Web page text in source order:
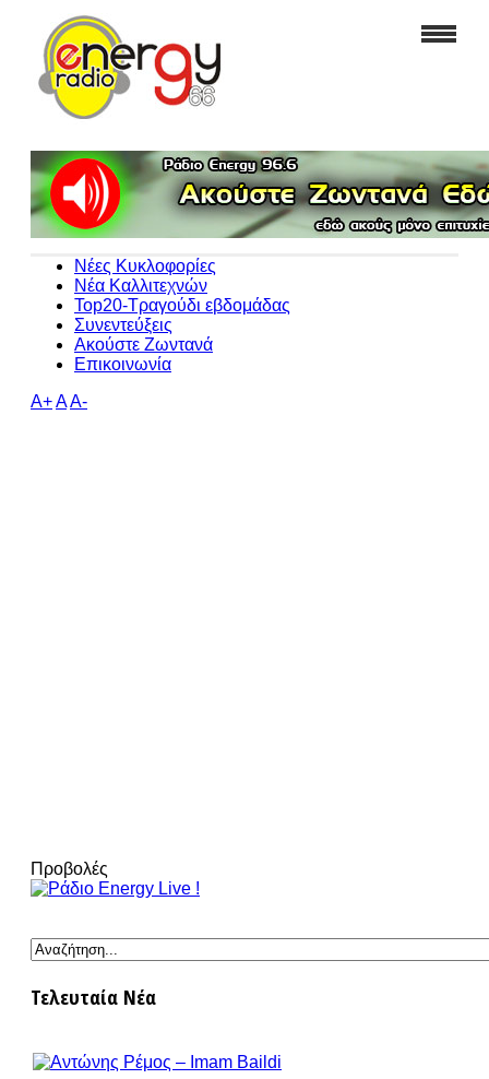
Νέες Κυκλοφορίες
Νέα Καλλιτεχνών
Top20-Τραγούδι εβδομάδας
Συνεντεύξεις
Ακούστε Ζωντανά
Επικοινωνία
A+AA-
Προβολές
Τελευταία Νέα